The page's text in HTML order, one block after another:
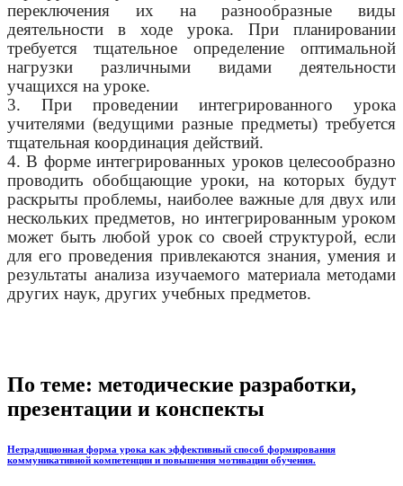
переключения их на разнообразные виды
деятельности в ходе урока. При планировании
требуется тщательное определение оптимальной
нагрузки различными видами деятельности
учащихся на уроке.
3. При проведении интегрированного урока
учителями (ведущими разные предметы) требуется
тщательная координация действий.
4. В форме интегрированных уроков целесообразно
проводить обобщающие уроки, на которых будут
раскрыты проблемы, наиболее важные для двух или
нескольких предметов, но интегрированным уроком
может быть любой урок со своей структурой, если
для его проведения привлекаются знания, умения и
результаты анализа изучаемого материала методами
других наук, других учебных предметов.
По теме: методические разработки,
презентации и конспекты
Нетрадиционная форма урока как эффективный способ формирования
коммуникативной компетенции и повышения мотивации обучения.